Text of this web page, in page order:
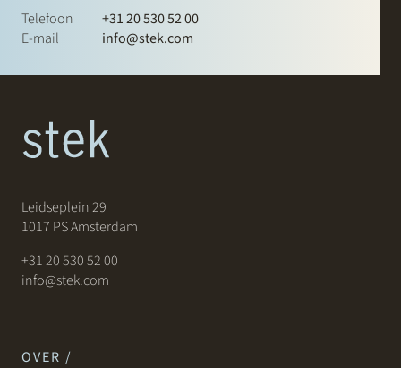
Telefoon
+31 20 530 52 00
E-mail
info@stek.com
Leidseplein 29
1017 PS Amsterdam
+31 20 530 52 00
info@stek.com
OVER /